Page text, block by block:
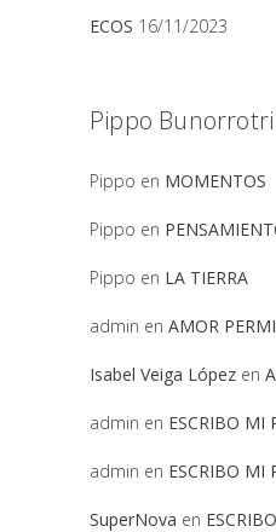
ECOS 16/11/2023
Pippo Bunorrotri
Pippo en MOMENTOS
Pippo en
Pippo en LA TIERRA
admin en AMOR
Isabel Veiga López en
admin en ESCRIBO MI
admin en ESCRIBO MI
SuperNova en